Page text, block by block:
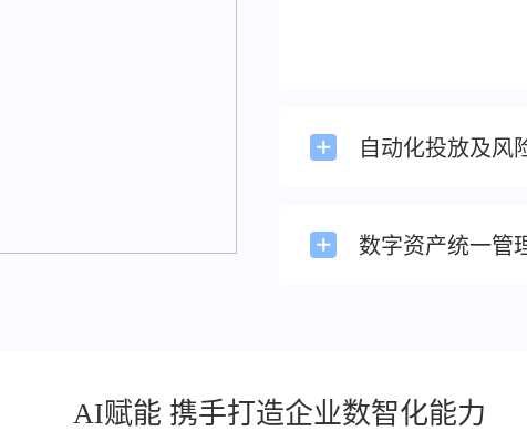
自动化投放及风
数字资产统一管
AI赋能 携手打造企业数智化能力